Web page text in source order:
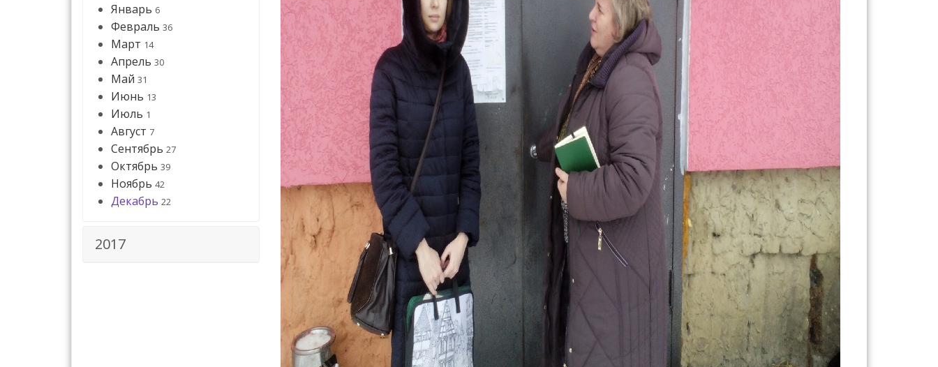
Январь 6
Февраль 36
Март 14
Апрель 30
Май 31
Июнь 13
Июль 1
Август 7
Сентябрь 27
Октябрь 39
Ноябрь 42
Декабрь 22
2017